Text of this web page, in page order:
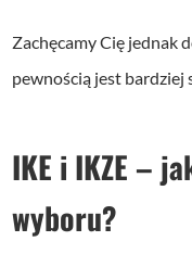
Zachęcamy Cię jednak
pewnością jest bardziej
IKE i IKZE –
wyboru?